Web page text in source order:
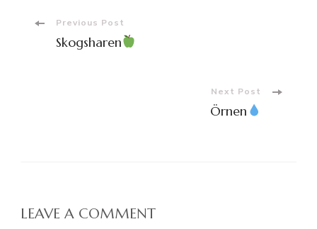
PostPrevious Post
Skogsharen
Next Post
Örnen
LEAVE A COMMENT